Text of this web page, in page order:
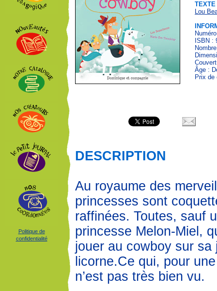
Politique de
confidentialité
TEXTE
Lou
ISBN :
Âge :
Prix de
DESCRIPTION
Au royaume des
princesses sont
raffinées. Toutes, sauf
princesse Melon-Miel,
jouer au cowboy sur sa
licorne.Ce qui, pour
n’est pas très bien vu.